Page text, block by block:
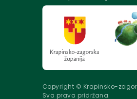
Copyright © Krapinsko-
Sva prava pridržana.